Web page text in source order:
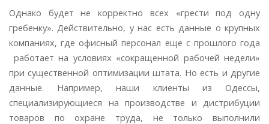
Однако будет не корректно всех «грести под одну
гребенку». Действительно, у нас есть данные о крупных
компаниях, где офисный персонал еще с прошлого года
работает на условиях «сокращенной рабочей недели»
при существенной оптимизации штата. Но есть и другие
данные. Например, наши клиенты из Одессы,
специализирующиеся на производстве и дистрибуции
товаров по охране труда, не только выполнили